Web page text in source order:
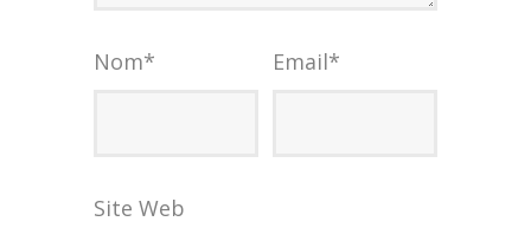
Nom* Email*
Site Web